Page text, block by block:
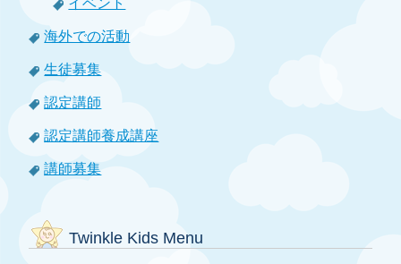
海外での活動
生徒募集
認定講師
認定講師養成講座
講師募集
Twinkle Kids Menu